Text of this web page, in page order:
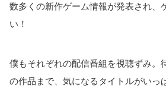
数多くの新作ゲーム情報が発表され、
い！
僕もそれぞれの配信番組を視聴ずみ。
の作品まで、気になるタイトルがいっ